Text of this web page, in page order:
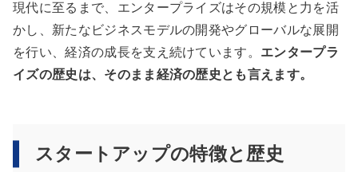
現代に至るまで、エンタープライズはその規模と力を活
かし、新たなビジネスモデルの開発やグローバルな展開
を行い、経済の成長を支え続けています。 エンタープラ
イズの歴史は、そのまま経済の歴史とも言えます。
スタートアップの特徴と歴史